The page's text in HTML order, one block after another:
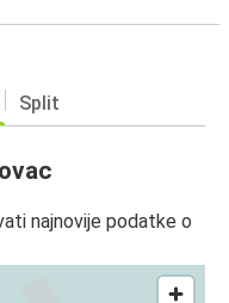
Split
najnovije podatke o